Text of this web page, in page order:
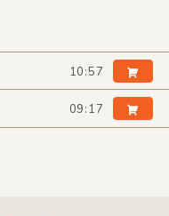
10:57
09:17